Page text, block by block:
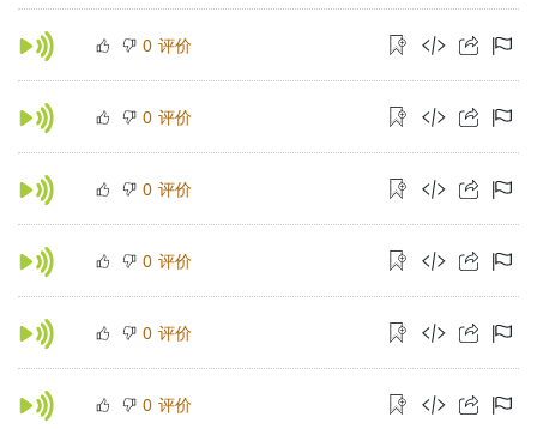
0 评价
0 评价
0 评价
0 评价
0 评价
0 评价